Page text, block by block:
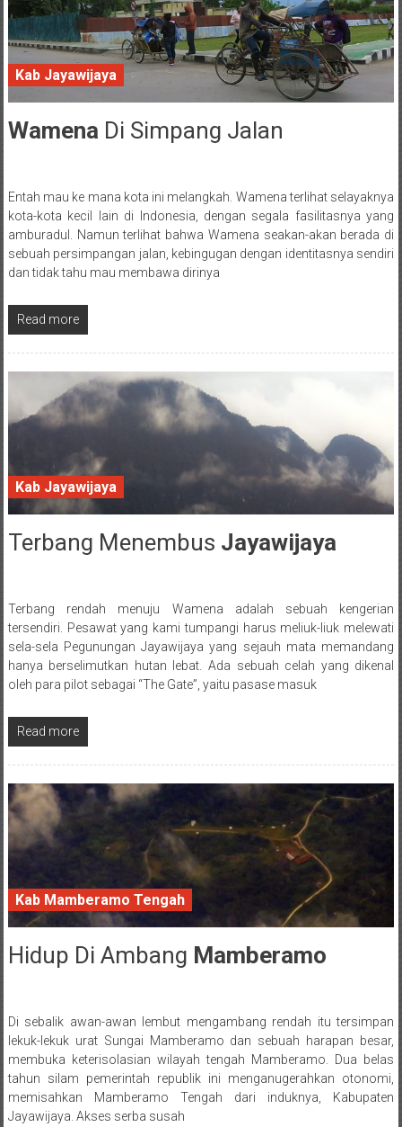
Kab Jayawijaya
6 May 2018
Wamena Di Simpang Jalan
Posted By: wirawan
Entah mau ke mana kota ini melangkah. Wamena terlihat selayaknya
kota-kota kecil lain di Indonesia, dengan segala fasilitasnya yang
amburadul. Namun terlihat bahwa Wamena seakan-akan berada di
sebuah persimpangan jalan, kebingugan dengan identitasnya sendiri
dan tidak tahu mau membawa dirinya
Read more
Kab Jayawijaya
5 May 2018
Terbang Menembus Jayawijaya
Posted By: wirawan
Terbang rendah menuju Wamena adalah sebuah kengerian
tersendiri. Pesawat yang kami tumpangi harus meliuk-liuk melewati
sela-sela Pegunungan Jayawijaya yang sejauh mata memandang
hanya berselimutkan hutan lebat. Ada sebuah celah yang dikenal
oleh para pilot sebagai “The Gate”, yaitu pasase masuk
Read more
Kab Mamberamo Tengah
4 May 2018
Hidup Di Ambang Mamberamo
Posted By: wirawan
Di sebalik awan-awan lembut mengambang rendah itu tersimpan
lekuk-lekuk urat Sungai Mamberamo dan sebuah harapan besar,
membuka keterisolasian wilayah tengah Mamberamo. Dua belas
tahun silam pemerintah republik ini menganugerahkan otonomi,
memisahkan Mamberamo Tengah dari induknya, Kabupaten
Jayawijaya. Akses serba susah